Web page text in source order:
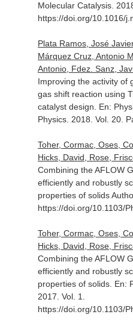
Molecular Catalysis.
https://doi.org/10.1016/
Plata Ramos, José
Márquez Cruz, Antonio
Antonio, Fdez. Sanz,
Improving the activity of
gas shift reaction using
catalyst design. En:
Physics. 2018. Vol. 20.
Toher, Cormac, Oses,
Hicks, David, Rose,
Combining the AFLOW
efficiently and robustly
properties of solids
https://doi.org/10.1103/
Toher, Cormac, Oses,
Hicks, David, Rose,
Combining the AFLOW
efficiently and robustly
properties of solids. En:
2017. Vol. 1.
https://doi.org/10.1103/